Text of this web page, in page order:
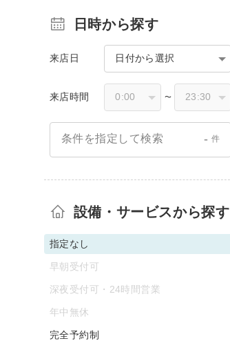
日時から探す
来店日 日付から選択
来店時間 〜
条件を指定して検索 - 件
設備・サービスから探す
指定なし
早朝受付可
深夜受付可・24時間営業
年中無休
完全予約制